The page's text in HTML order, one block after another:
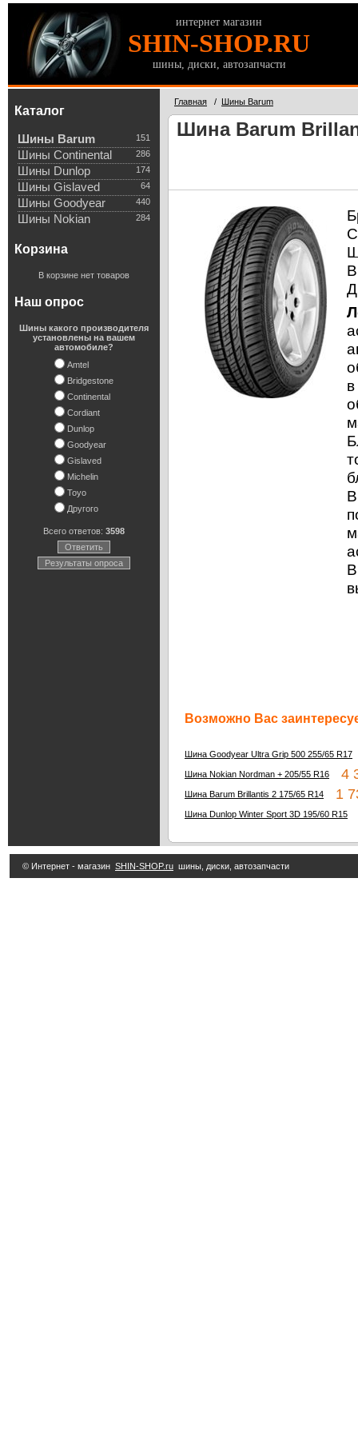
интернет магазин
SHIN-SHOP.RU
шины, диски, автозапчасти
Каталог
151
Шины Barum
286
Шины Continental
174
Шины Dunlop
64
Шины Gislaved
440
Шины Goodyear
284
Шины Nokian
Корзина
В корзине нет товаров
Наш опрос
Шины какого производителя
установлены на вашем
автомобиле?
Amtel
Bridgestone
Continental
Cordiant
Dunlop
Goodyear
Gislaved
Michelin
Toyo
Другого
Всего ответов: 3598
Ответить
Результаты опроса
Главная / Шины Barum
Шина Barum
Возможно Вас
Шина Goodyear Ultra Grip 500 255/65 R17
Шина Nokian Nordman + 205/55 R16 4
Шина Barum Brillantis 2 175/65 R14 1
Шина Dunlop Winter Sport 3D 195/60 R15
© Интернет - магазин SHIN-SHOP.ru шины, диски, автозапчасти